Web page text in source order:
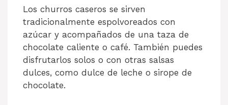
Los churros caseros se sirven
tradicionalmente espolvoreados con
azúcar y acompañados de una taza de
chocolate caliente o café. También puedes
disfrutarlos solos o con otras salsas
dulces, como dulce de leche o sirope de
chocolate.